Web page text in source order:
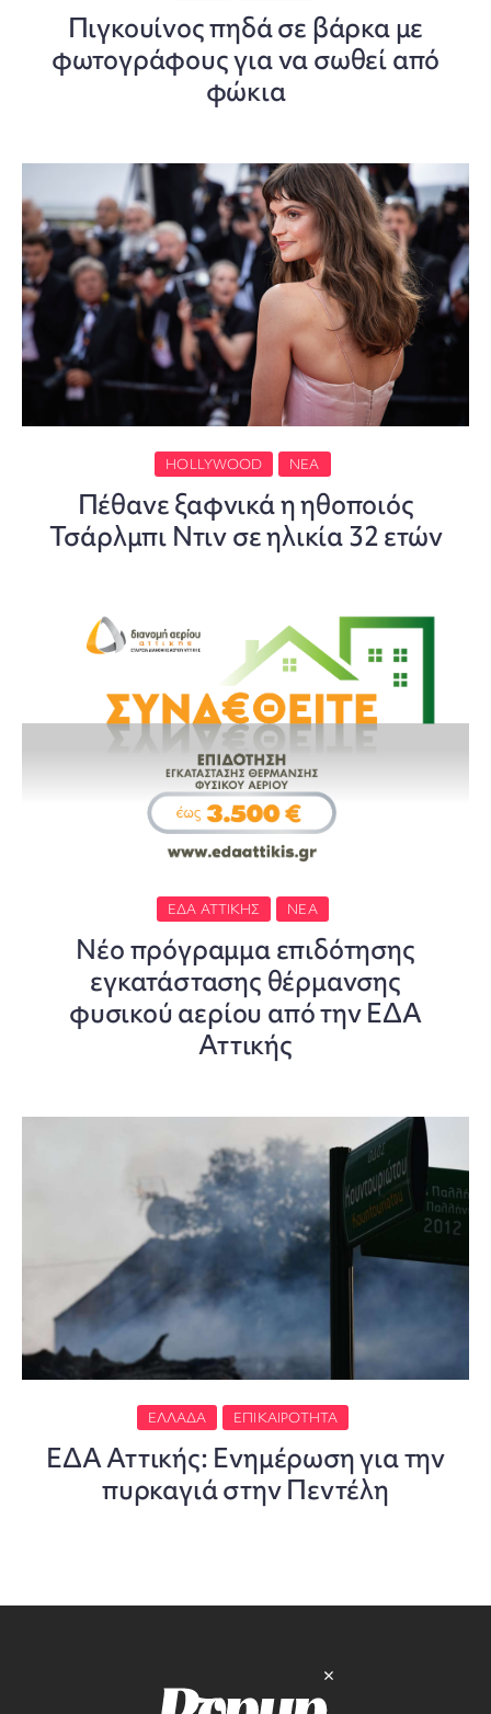
Πιγκουίνος πηδά σε βάρκα με
φωτογράφους για να σωθεί από
φώκια
HOLLYWOOD ΝΈΑ
Πέθανε ξαφνικά η ηθοποιός
Τσάρλμπι Ντιν σε ηλικία 32 ετών
ΕΔΑ ΑΤΤΙΚΉΣ ΝΈΑ
Νέο πρόγραμμα επιδότησης
εγκατάστασης θέρμανσης
φυσικού αερίου από την ΕΔΑ
Αττικής
ΕΛΛΆΔΑ ΕΠΙΚΑΙΡΌΤΗΤΑ
ΕΔΑ Αττικής: Ενημέρωση για την
πυρκαγιά στην Πεντέλη